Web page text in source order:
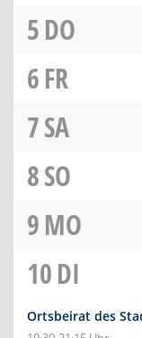
5DO
6FR
7SA
8SO
9MO
10DI
Ortsbeirat des